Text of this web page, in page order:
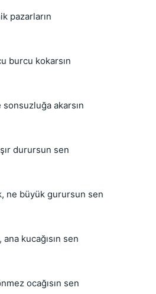
pazarların
burcu kokarsın
akarsın
durursun sen
ne büyük gurursun sen
kucağısın sen
ocağısın sen